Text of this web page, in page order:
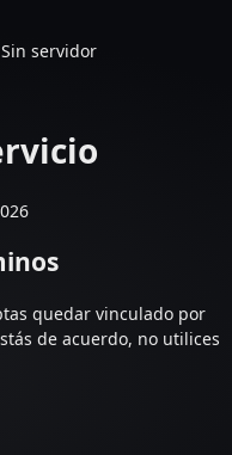
servidor
quedar vinculado por
de acuerdo, no utilices